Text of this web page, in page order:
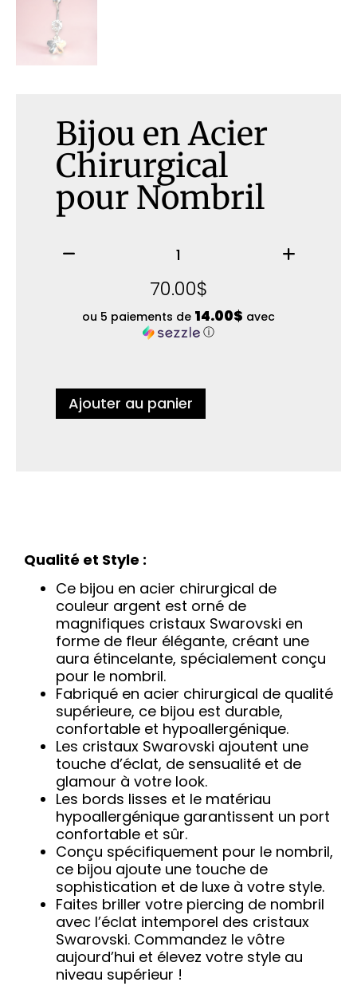
Bijou en Acier
Chirurgical
pour Nombril
70.00$
ou 5 paiements de 14.00$ avec
ⓘ
Ajouter au panier
Qualité et Style :
Ce bijou en acier chirurgical de
couleur argent est orné de
magnifiques cristaux Swarovski en
forme de fleur élégante, créant une
aura étincelante, spécialement conçu
pour le nombril.
Fabriqué en acier chirurgical de qualité
supérieure, ce bijou est durable,
confortable et hypoallergénique.
Les cristaux Swarovski ajoutent une
touche d’éclat, de sensualité et de
glamour à votre look.
Les bords lisses et le matériau
hypoallergénique garantissent un port
confortable et sûr.
Conçu spécifiquement pour le nombril,
ce bijou ajoute une touche de
sophistication et de luxe à votre style.
Faites briller votre piercing de nombril
avec l’éclat intemporel des cristaux
Swarovski. Commandez le vôtre
aujourd’hui et élevez votre style au
niveau supérieur !